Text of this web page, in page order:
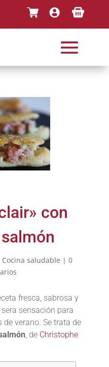
con
Cocina saludable |0
fresca, sabrosa y
sensación para
verano. Se trata de
, de Christophe